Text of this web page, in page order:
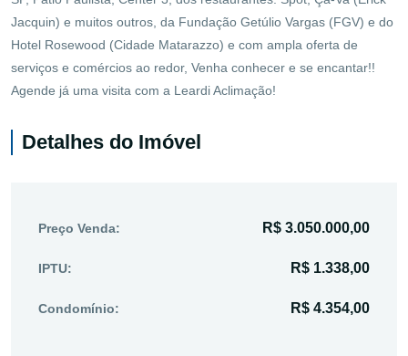
Jacquin) e muitos outros, da Fundação Getúlio Vargas (FGV) e do
Hotel Rosewood (Cidade Matarazzo) e com ampla oferta de
serviços e comércios ao redor, Venha conhecer e se encantar!!
Agende já uma visita com a Leardi Aclimação!
Detalhes do Imóvel
Preço Venda: R$ 3.050.000,00
IPTU: R$ 1.338,00
Condomínio: R$ 4.354,00